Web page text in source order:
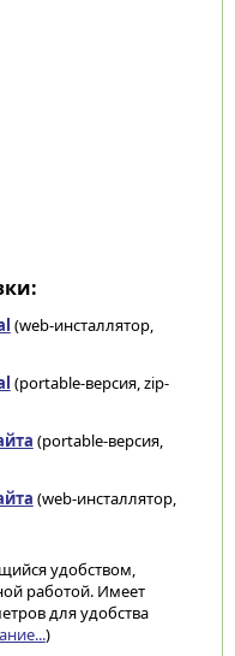
(web-инсталлятор,
(portable-версия, zip-
(portable-версия,
(web-инсталлятор,
удобством,
работой. Имеет
для удобства
)